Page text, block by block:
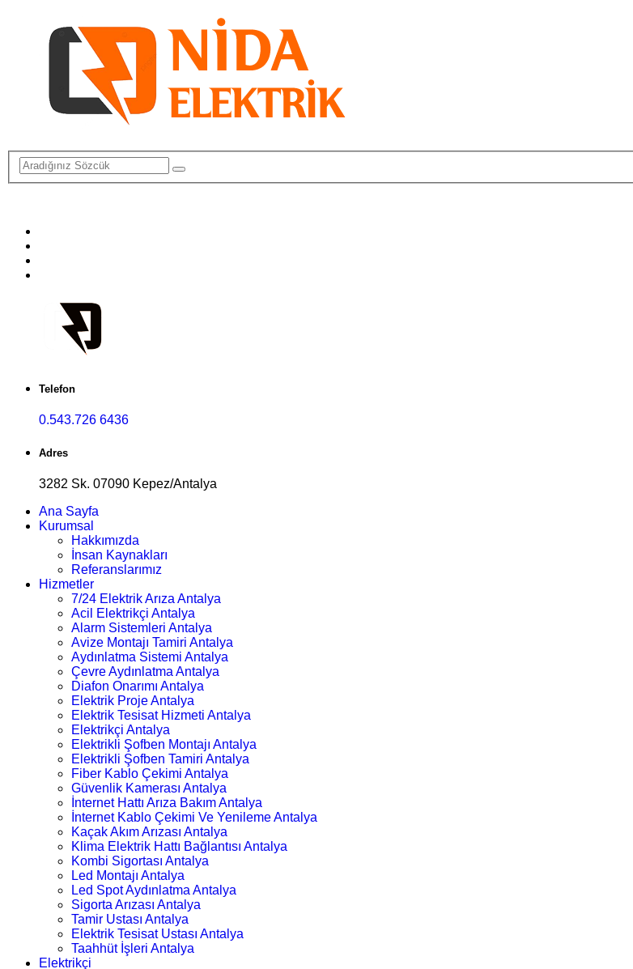
Telefon
0.543.726 6436
Adres
3282 Sk. 07090 Kepez/Antalya
Ana Sayfa
Kurumsal
Hakkımızda
İnsan Kaynakları
Referanslarımız
Hizmetler
7/24 Elektrik Arıza Antalya
Acil Elektrikçi Antalya
Alarm Sistemleri Antalya
Avize Montajı Tamiri Antalya
Aydınlatma Sistemi Antalya
Çevre Aydınlatma Antalya
Diafon Onarımı Antalya
Elektrik Proje Antalya
Elektrik Tesisat Hizmeti Antalya
Elektrikçi Antalya
Elektrikli Şofben Montajı Antalya
Elektrikli Şofben Tamiri Antalya
Fiber Kablo Çekimi Antalya
Güvenlik Kamerası Antalya
İnternet Hattı Arıza Bakım Antalya
İnternet Kablo Çekimi Ve Yenileme Antalya
Kaçak Akım Arızası Antalya
Klima Elektrik Hattı Bağlantısı Antalya
Kombi Sigortası Antalya
Led Montajı Antalya
Led Spot Aydınlatma Antalya
Sigorta Arızası Antalya
Tamir Ustası Antalya
Elektrik Tesisat Ustası Antalya
Taahhüt İşleri Antalya
Elektrikçi